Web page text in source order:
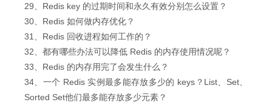
29、Redis key 的过期时间和永久有效分别怎么设置？
30、Redis 如何做内存优化？
31、Redis 回收进程如何工作的？
32、都有哪些办法可以降低 Redis 的内存使用情况呢？
33、Redis 的内存用完了会发生什么？
34、一个 Redis 实例最多能存放多少的 keys？List、Set、
Sorted Set他们最多能存放多少元素？